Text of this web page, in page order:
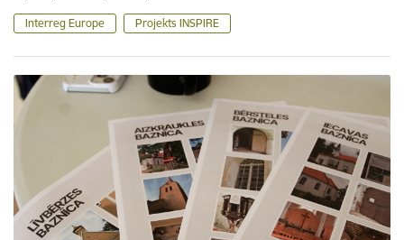
Interreg Europe Projekts INSPIRE